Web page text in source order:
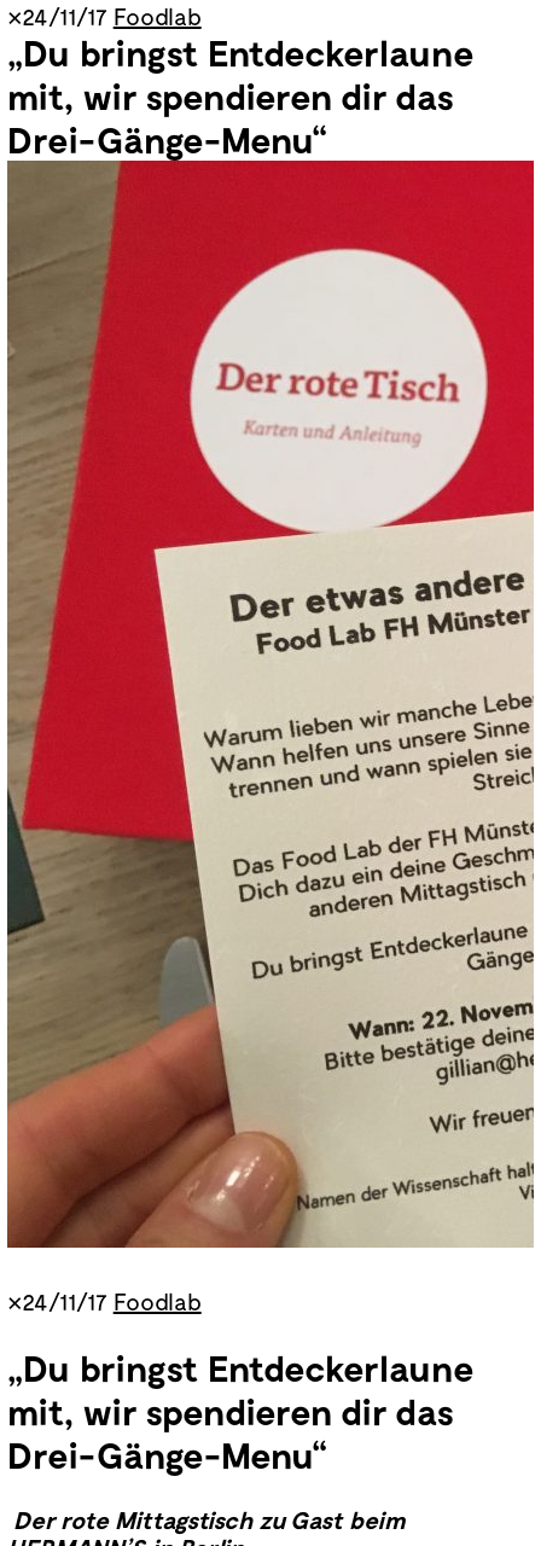
Ganz Berlin an einem Tisch:
Auf zur BERLIN FOOD WEEK
Qualität und Genuss.
Emanzipierung des
Essers
×24/11/17 Foodlab
„Du bringst Entdeckerlaune
mit, wir spendieren dir das
Drei-Gänge-Menu“
×24/11/17 Foodlab
„Du bringst Entdeckerlaune
mit, wir spendieren dir das
Drei-Gänge-Menu“
Der rote Mittagstisch zu Gast beim